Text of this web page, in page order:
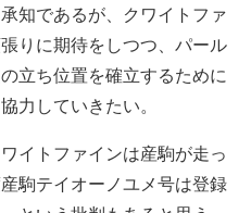
知であるが、クワイトファ
りに期待をしつつ、パール
立ち位置を確立するために
力していきたい。
イトファインは産駒が走っ
駒テイオーノユメ号は登録